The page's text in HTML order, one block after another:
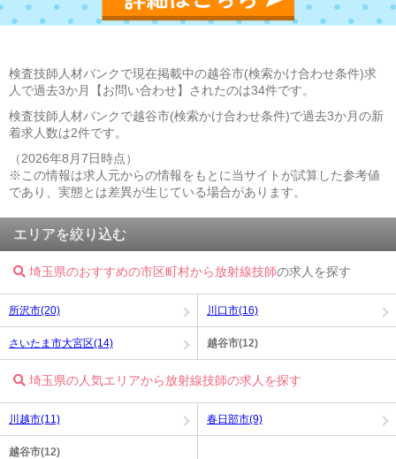
検査技師人材バンクで現在掲載中の越谷市(検索かけ合わせ条件)求
人で過去3か月【お問い合わせ】されたのは34件です。
検査技師人材バンクで越谷市(検索かけ合わせ条件)で過去3か月の新
着求人数は2件です。
（2026年8月7日時点）
※この情報は求人元からの情報をもとに当サイトが試算した参考値
であり、実態とは差異が生じている場合があります。
エリアを絞り込む
埼玉県のおすすめの市区町村から放射線技師の求人を探す
所沢市(20) 川口市(16)
さいたま市大宮区(14) 越谷市(12)
埼玉県の人気エリアから放射線技師の求人を探す
川越市(11) 春日部市(9)
越谷市(12)